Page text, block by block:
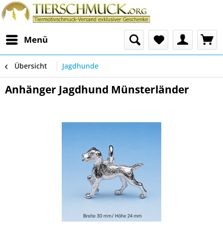
Menü
Übersicht Jagdhunde
Anhänger Jagdhund Münsterländer